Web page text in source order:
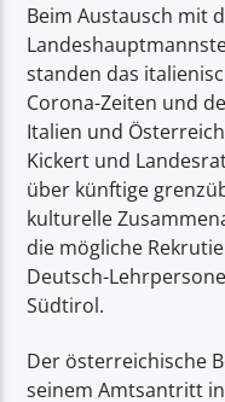
Beim Austausch mit
standen das
Corona-Zeiten und
Italien und
Kickert und
über künftige
kulturelle
die mögliche
Deutsch-
Südtirol.
Der österreichische
seinem Amtsantritt